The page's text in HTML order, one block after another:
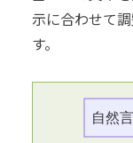
示に合わせて
す。
自然